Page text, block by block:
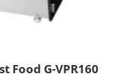
Food G-VPR160